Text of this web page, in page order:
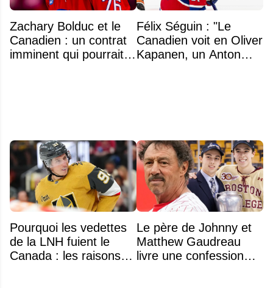
Zachary Bolduc et le
Canadien : un contrat
imminent qui pourrait
Félix Séguin : "Le
Canadien voit en Oliver
Kapanen, un Anton
Pourquoi les vedettes
de la LNH fuient le
Canada : les raisons
Le père de Johnny et
Matthew Gaudreau
livre une confession